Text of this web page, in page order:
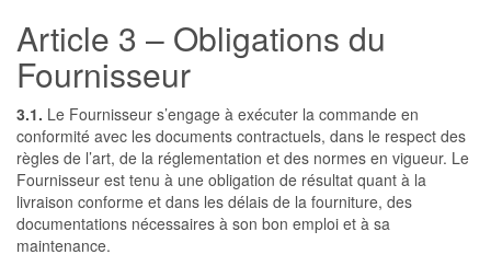
Article 3 – Obligations du
Fournisseur
3.1. Le Fournisseur s’engage à exécuter la commande en
conformité avec les documents contractuels, dans le respect des
règles de l’art, de la réglementation et des normes en vigueur. Le
Fournisseur est tenu à une obligation de résultat quant à la
livraison conforme et dans les délais de la fourniture, des
documentations nécessaires à son bon emploi et à sa
maintenance.